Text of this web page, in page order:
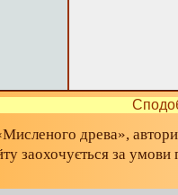
древа», автори
заохочується за